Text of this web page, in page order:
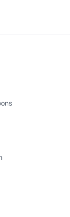
krijgt van de
voor zicht bij
naar de
op basis
via de unit om
check